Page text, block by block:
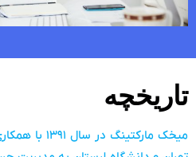
تاریخچه
میخک